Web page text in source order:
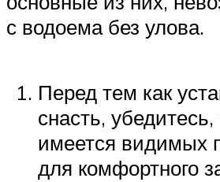
с водоема без улова.
Перед тем как
снасть, убедитесь,
имеется видимых
для комфортного